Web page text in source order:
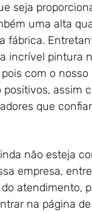
seja
uma alta
fábrica.
incrível pintura
com o nosso
positivos, assim
que
não esteja
empresa,
atendimento,
na página